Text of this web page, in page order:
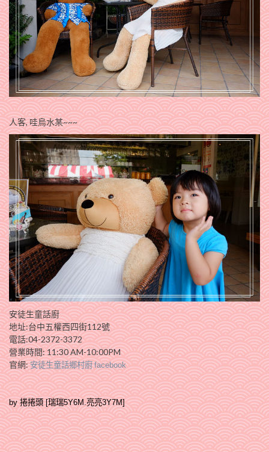
人客, 哇烏水某~~~
安徒生童話廚
地址:台中五權西四街112號
電話:04-2372-3372
營業時間: 11:30 AM-10:00PM
官網: 安徒生童話鄉村廚facebook
by 捲捲頭 [瑞瑞5Y6M.亮亮3Y7M]